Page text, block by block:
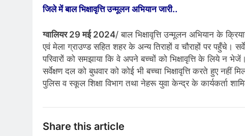
जिले में बाल भिक्षावृत्ति उन्मूलन अभियान जारी..
ग्वालियर 29 मई 2024/ बाल भिक्षावृत्ति उन्मूलन अभियान के
एवं मेला ग्राउण्ड सहित शहर के अन्य तिराहों व चौराहों पर
परिवारों को समझाया कि वे अपने बच्चों को भिक्षावृत्ति के लिये न भेजें।
सर्वेक्षण दल को बुधवार को कोई भी बच्चा भिक्षावृत्ति करते हुए नहीं
पुलिस व स्कूल शिक्षा विभाग तथा नेहरू युवा केन्द्र के कार्यकर्ता
Share this article